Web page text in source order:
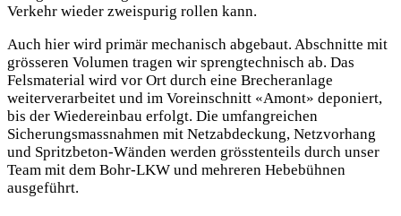
Verkehr wieder zweispurig rollen kann.
Auch hier wird primär mechanisch abgebaut. Abschnitte mit
grösseren Volumen tragen wir sprengtechnisch ab. Das
Felsmaterial wird vor Ort durch eine Brecheranlage
weiterverarbeitet und im Voreinschnitt «Amont» deponiert,
bis der Wiedereinbau erfolgt. Die umfangreichen
Sicherungsmassnahmen mit Netzabdeckung, Netzvorhang
und Spritzbeton-Wänden werden grösstenteils durch unser
Team mit dem Bohr-LKW und mehreren Hebebühnen
ausgeführt.